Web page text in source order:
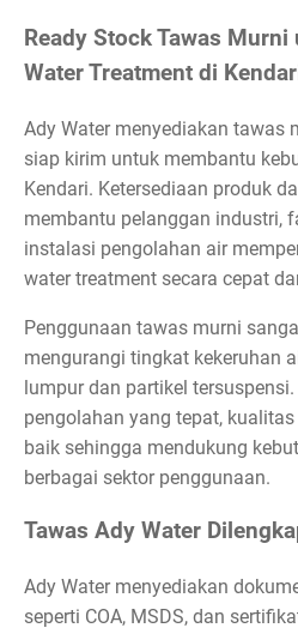
Ready Stock Tawas
Water Treatment di
Ady Water menyediakan tawas
siap kirim untuk membantu
Kendari. Ketersediaan produk
membantu pelanggan industri,
instalasi pengolahan air
water treatment secara cepat
Penggunaan tawas murni
mengurangi tingkat kekeruhan
lumpur dan partikel
pengolahan yang tepat,
baik sehingga mendukung
berbagai sektor penggunaan.
Tawas Ady Water
Ady Water menyediakan
seperti COA, MSDS, dan